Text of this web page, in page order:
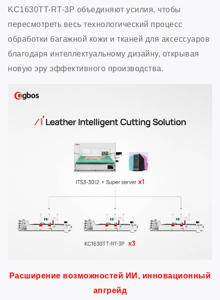
KC1630TT-RT-3P объединяют усилия, чтобы
пересмотреть весь технологический процесс
обработки багажной кожи и тканей для аксессуаров
благодаря интеллектуальному дизайну, открывая
новую эру эффективного производства.
Расширение возможностей ИИ, инновационный
апгрейд